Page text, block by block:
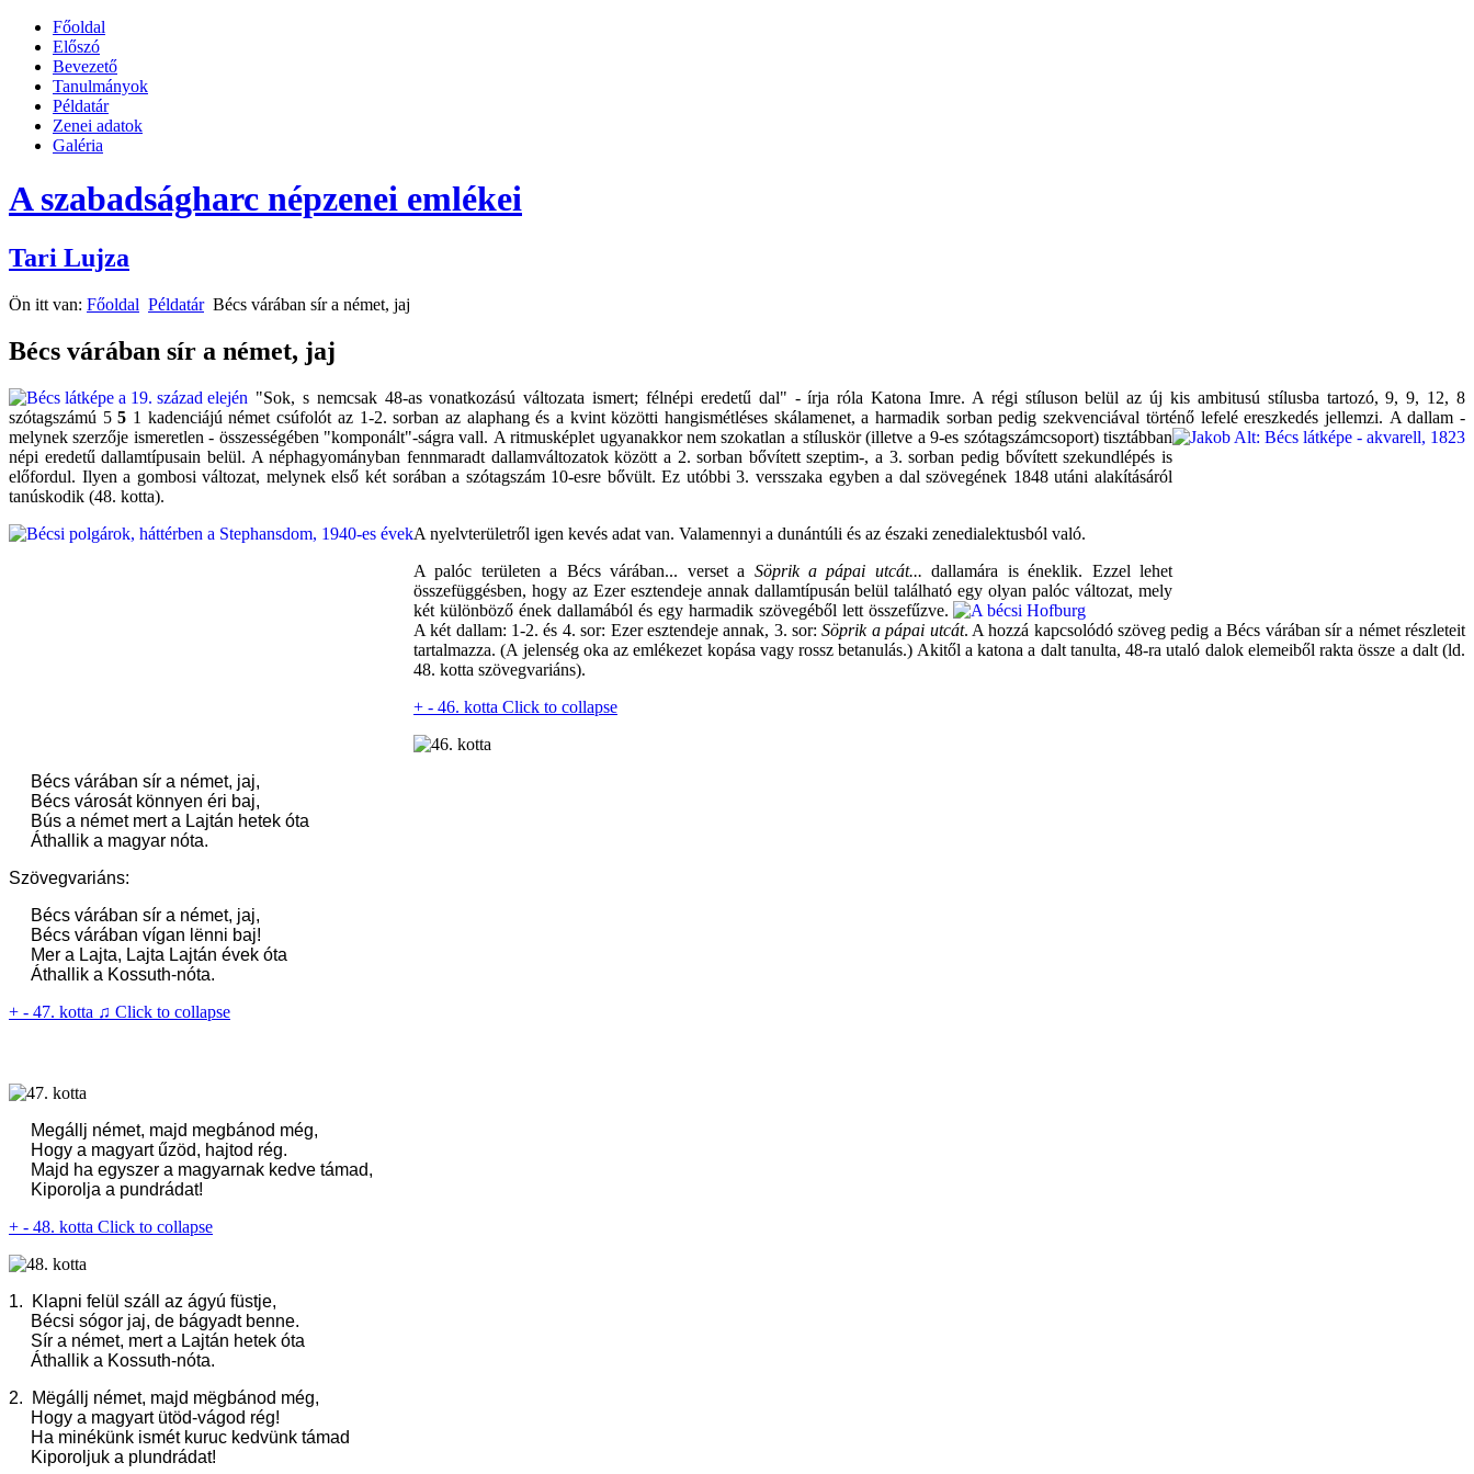
Főoldal
Előszó
Bevezető
Tanulmányok
Példatár
Zenei adatok
Galéria
A szabadságharc népzenei emlékei
Tari Lujza
Ön itt van: Főoldal Példatár Bécs várában sír a német, jaj
Bécs várában sír a német, jaj
"Sok, s nemcsak 48-as vonatkozású változata ismert; félnépi eredetű dal" - írja róla Katona Imre. A régi stíluson belül az új kis ambitusú stílusba tartozó, 9, 9, 12, 8
szótagszámú 55 1 kadenciájú német csúfolót az 1-2. sorban az alaphang és a kvint közötti hangismétléses skálamenet, a harmadik sorban pedig szekvenciával történő lefelé ereszkedés jellemzi. A dallam -
melynek szerzője ismeretlen - összességében "komponált"-ságra vall. A ritmusképlet ugyanakkor nem szokatlan a stíluskör (illetve a 9-es szótagszámcsoport) tisztábban
népi eredetű dallamtípusain belül. A néphagyományban fennmaradt dallamváltozatok között a 2. sorban bővített szeptim-, a 3. sorban pedig bővített szekundlépés is
előfordul. Ilyen a gombosi változat, melynek első két sorában a szótagszám 10-esre bővült. Ez utóbbi 3. versszaka egyben a dal szövegének 1848 utáni alakításáról
tanúskodik (48. kotta).
A nyelvterületről igen kevés adat van. Valamennyi a dunántúli és az északi zenedialektusból való.
A palóc területen a Bécs várában... verset a Söprik a pápai utcát... dallamára is éneklik. Ezzel lehet
összefüggésben, hogy az Ezer esztendeje annak dallamtípusán belül található egy olyan palóc változat, mely
két különböző ének dallamából és egy harmadik szövegéből lett összefűzve.
A két dallam: 1-2. és 4. sor: Ezer esztendeje annak, 3. sor:Söprik a pápai utcát. A hozzá kapcsolódó szöveg pedig a Bécs várában sír a német részleteit
tartalmazza. (A jelenség oka az emlékezet kopása vagy rossz betanulás.) Akitől a katona a dalt tanulta, 48-ra utaló dalok elemeiből rakta össze a dalt (ld.
48. kotta szövegvariáns).
+ - 46. kotta Click to collapse
Bécs várában sír a német, jaj,
Bécs városát könnyen éri baj,
Bús a német mert a Lajtán hetek óta
Áthallik a magyar nóta.
Szövegvariáns:
Bécs várában sír a német, jaj,
Bécs várában vígan l ënni baj!
Mer a Lajta, Lajta Lajtán évek óta
Áthallik a Kossuth-nóta.
+ - 47. kotta ♫ Click to collapse
Megállj német, majd megbánod még,
Hogy a magyart űzöd, hajtod rég.
Majd ha egyszer a magyarnak kedve támad,
Kiporolja a pundrádat!
+ - 48. kotta Click to collapse
1. Klapni felül száll az ágyú füstje,
Bécsi sógor jaj, de bágyadt benne.
Sír a német, mert a Lajtán hetek óta
Áthallik a Kossuth-nóta.
2. Mëgállj német, majd mëgbánod még,
Hogy a magyart ütöd-vágod rég!
Ha minékünk ismét kuruc kedvünk támad
Kiporoljuk a plundrádat!